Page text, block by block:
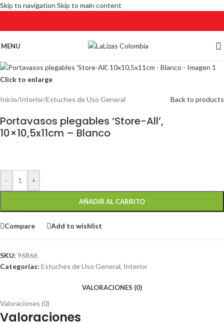
Skip to navigation Skip to main content
MENU
Click to enlarge
Inicio/Interior/Estuches de Uso General Back to products
Portavasos plegables ‘Store-All’,
10×10,5x11cm – Blanco
- +
AÑADIR AL CARRITO
Compare Add to wishlist
SKU: 96866
Categorías: Estuches de Uso General, Interior
VALORACIONES (0)
Valoraciones (0)
Valoraciones